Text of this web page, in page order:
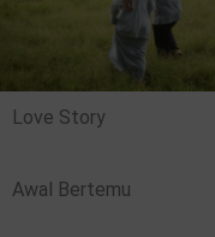
Love Story
Awal Bertemu